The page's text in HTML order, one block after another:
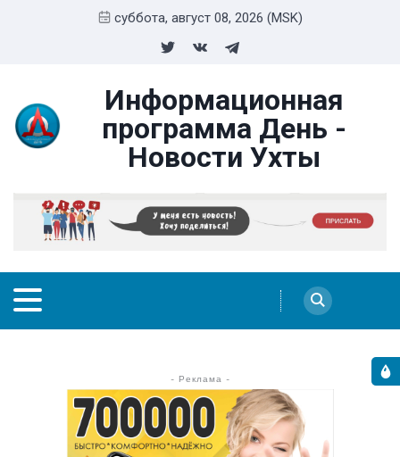
суббота, август 08, 2026 (MSK)
Информационная
программа День -
Новости Ухты
- Реклама -